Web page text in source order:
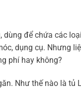
dùng để chứa các
dụng cụ. Nhưng
phí hay không?
Như thế nào là tủ